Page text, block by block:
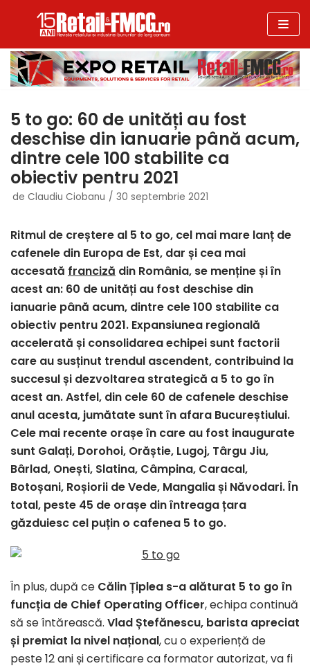
la
conținut
5 to go: 60 de unități au fost
deschise din ianuarie până acum,
dintre cele 100 stabilite ca
obiectiv pentru 2021
de Claudiu Ciobanu 30 septembrie 2021
Ritmul de creștere al 5 to go, cel mai mare lanț de
cafenele din Europa de Est, dar și cea mai
accesată franciză din România, se menține și în
acest an: 60 de unități au fost deschise din
ianuarie până acum, dintre cele 100 stabilite ca
obiectiv pentru 2021. Expansiunea regională
accelerată și consolidarea echipei sunt factorii
care au susținut trendul ascendent, contribuind la
succesul și dezvoltarea strategică a 5 to go în
acest an. Astfel, din cele 60 de cafenele deschise
anul acesta, jumătate sunt în afara Bucureștiului.
Cele mai recente orașe în care au fost inaugurate
sunt Galați, Dorohoi, Orăștie, Lugoj, Târgu Jiu,
Bârlad, Onești, Slatina, Câmpina, Caracal,
Botoșani, Roșiorii de Vede, Mangalia și Năvodari. În
total, peste 45 de orașe din întreaga țara
găzduiesc cel puțin o cafenea 5 to go.
În plus, după ce Călin Țiplea s-a alăturat 5 to go în
funcția de Chief Operating Officer, echipa continuă
să se întărească. Vlad Ștefănescu, barista apreciat
și premiat la nivel național, cu o experiență de
peste 12 ani și certificare ca formator autorizat, va fi